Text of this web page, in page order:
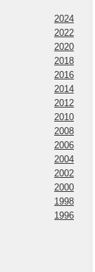
2024
2022
2020
2018
2016
2014
2012
2010
2008
2006
2004
2002
2000
1998
1996